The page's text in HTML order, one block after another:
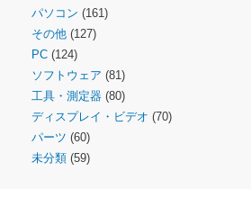
パソコン (161)
その他 (127)
PC (124)
ソフトウェア (81)
工具・測定器 (80)
ディスプレイ・ビデオ (70)
パーツ (60)
未分類 (59)